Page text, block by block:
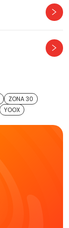
ZONA 30
YOOX